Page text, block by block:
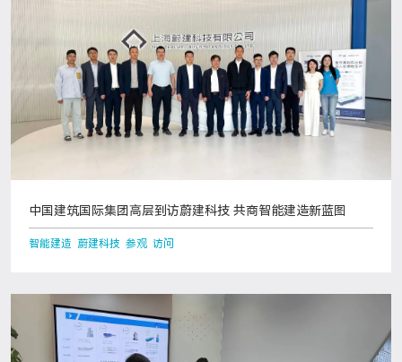
中国建筑国际集团高层到访蔚建科技 共商智能建造新蓝图
智能建造 蔚建科技 参观 访问